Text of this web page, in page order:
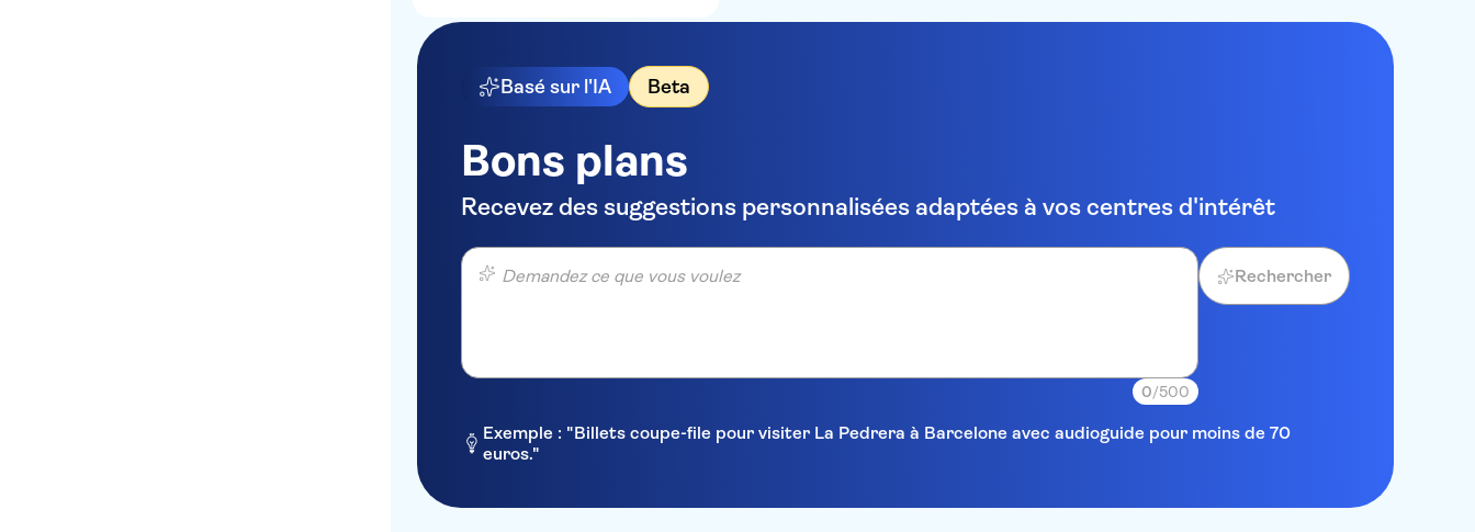
Basé sur l'IA Beta
Bons plans
Recevez des suggestions personnalisées adaptées à vos centres d'intérêt
Demandez ce que vous voulez
0/500
Rechercher
Exemple : "Billets coupe-file pour visiter La Pedrera à Barcelone avec audioguide pour moins de 70
euros."